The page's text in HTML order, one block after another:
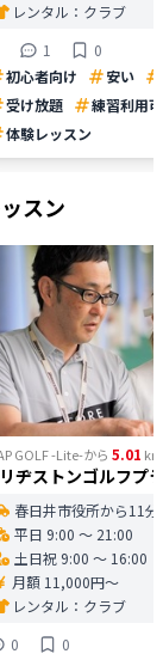
レンタル： クラブ
1
0
初心者向け
安い
受け放題
練習利用可
体験レッスン
スン
GOLF -Lite-から 5.01 km
ヂストンゴルフプ
春日井市役所から11分
平日 9:00 〜 21:00
土日祝 9:00 〜 16:00
月額 11,000円〜
レンタル： クラブ
0
0